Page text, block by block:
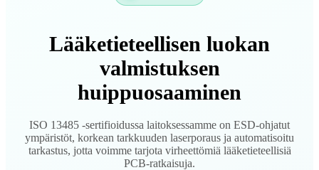
Lääketieteellisen luokan
valmistuksen
huippuosaaminen
ISO 13485 -sertifioidussa laitoksessamme on ESD-ohjatut
ympäristöt, korkean tarkkuuden laserporaus ja automatisoitu
tarkastus, jotta voimme tarjota virheettömiä lääketieteellisiä
PCB-ratkaisuja.